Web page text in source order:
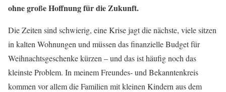
ohne große Hoffnung für die Zukunft.
Die Zeiten sind schwierig, eine Krise jagt die nächste, viele sitzen
in kalten Wohnungen und müssen das finanzielle Budget für
Weihnachtsgeschenke kürzen – und das ist häufig noch das
kleinste Problem. In meinem Freundes- und Bekanntenkreis
kommen vor allem die Familien mit kleinen Kindern aus dem